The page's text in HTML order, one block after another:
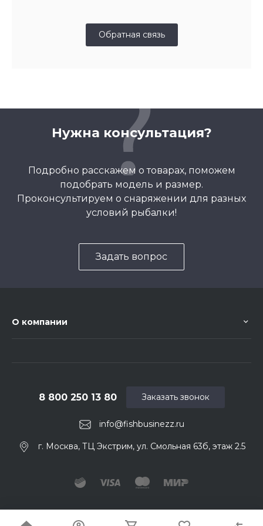
Обратная связь
Нужна консультация?
Подробно расскажем о товарах, поможем
подобрать модель и размер.
Проконсультируем о снаряжении для разных
условий рыбалки!
Задать вопрос
О компании
info@fishbusinezz.ru
8 800 250 13 80
г. Москва, ТЦ Экстрим, ул. Смольная 63б, этаж 2.5
Заказать звонок